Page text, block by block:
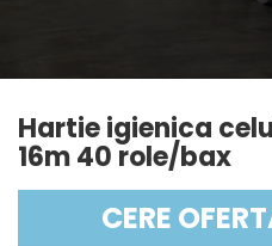
Hartie igienica
16m 40 role/bax
CERE